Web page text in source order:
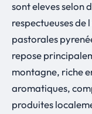
sont eleves selon
respectueuses de
pastorales
repose
montagne, riche
aromatiques,
produites